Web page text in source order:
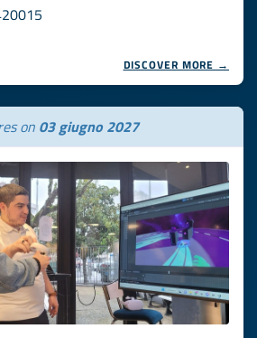
DISCOVER MORE →
on 03 giugno 2027